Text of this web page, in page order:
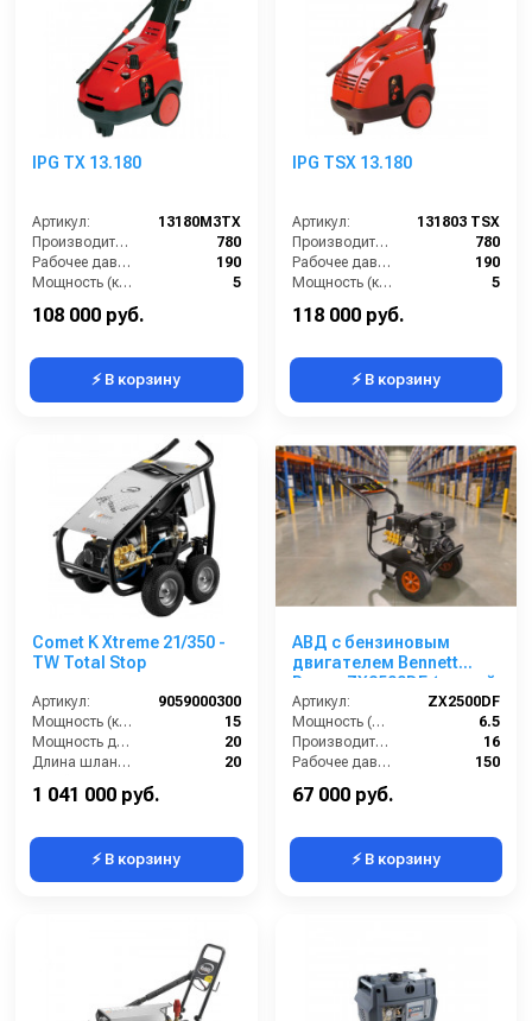
IPG TX 13.180
Артикул:
13180M3TX
Производительность (л/ч):
780
Рабочее давление (бар):
190
Мощность (кВт):
5
108 000 руб.
⚡ В корзину
IPG TSX 13.180
Артикул:
131803 TSX
Производительность (л/ч):
780
Рабочее давление (бар):
190
Мощность (кВт):
5
118 000 руб.
⚡ В корзину
Comet K Xtreme 21/350 -
TW Total Stop
Артикул:
9059000300
Мощность (кВт):
15
Мощность двигателя (лс):
20
Длина шланга ВД (м):
20
1 041 000 руб.
⚡ В корзину
АВД с бензиновым
двигателем Bennett
Power ZX2500DF (ручной
стартер)
Артикул:
ZX2500DF
Мощность (л/с):
6.5
Производительность (л/мин):
16
Рабочее давление (бар):
150
Обороты двигателя (об/мин):
67 000 руб.
⚡ В корзину